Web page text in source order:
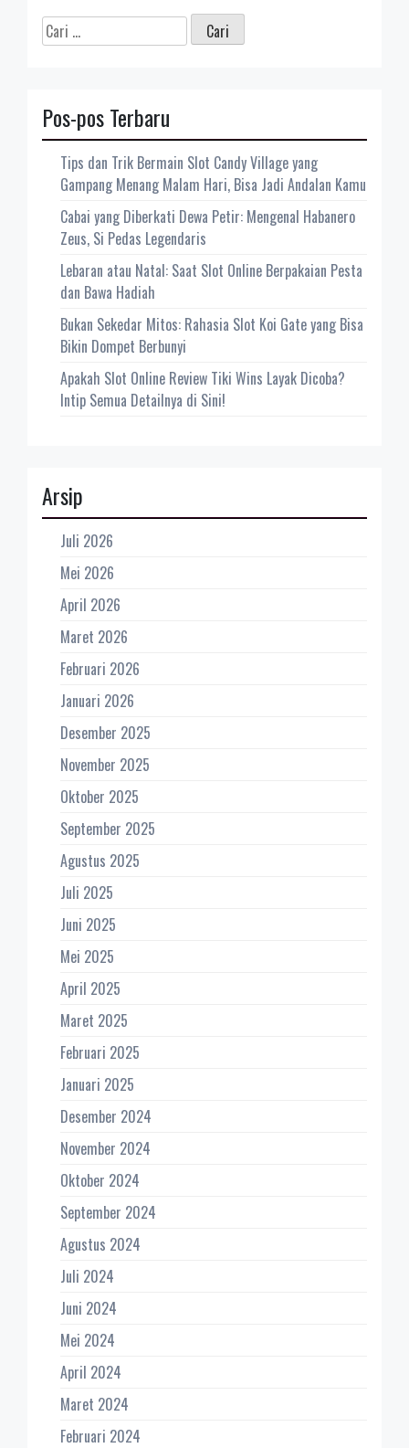
Cari
untuk:
Pos-pos Terbaru
Tips dan Trik Bermain Slot Candy Village yang
Gampang Menang Malam Hari, Bisa Jadi Andalan Kamu
Cabai yang Diberkati Dewa Petir: Mengenal Habanero
Zeus, Si Pedas Legendaris
Lebaran atau Natal: Saat Slot Online Berpakaian Pesta
dan Bawa Hadiah
Bukan Sekedar Mitos: Rahasia Slot Koi Gate yang Bisa
Bikin Dompet Berbunyi
Apakah Slot Online Review Tiki Wins Layak Dicoba?
Intip Semua Detailnya di Sini!
Arsip
Juli 2026
Mei 2026
April 2026
Maret 2026
Februari 2026
Januari 2026
Desember 2025
November 2025
Oktober 2025
September 2025
Agustus 2025
Juli 2025
Juni 2025
Mei 2025
April 2025
Maret 2025
Februari 2025
Januari 2025
Desember 2024
November 2024
Oktober 2024
September 2024
Agustus 2024
Juli 2024
Juni 2024
Mei 2024
April 2024
Maret 2024
Februari 2024